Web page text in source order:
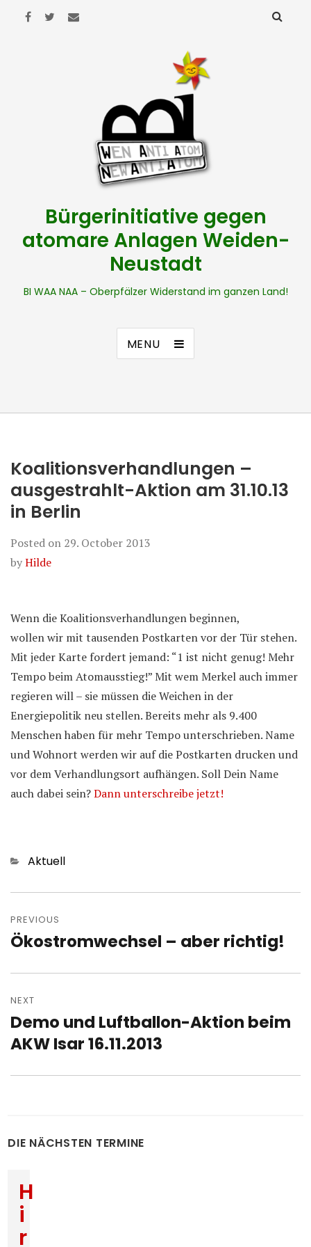
Bürgerinitiative gegen
atomare Anlagen Weiden-
Neustadt
BI WAA NAA – Oberpfälzer Widerstand im ganzen Land!
MENU
Koalitionsverhandlungen –
ausgestrahlt-Aktion am 31.10.13
in Berlin
Posted on 29. October 2013
byHilde
Wenn die Koalitionsverhandlungen beginnen,
wollen wir mit tausenden Postkarten vor der Tür stehen.
Mit jeder Karte fordert jemand: “1 ist nicht genug! Mehr
Tempo beim Atomausstieg!” Mit wem Merkel auch immer
regieren will – sie müssen die Weichen in der
Energiepolitik neu stellen. Bereits mehr als 9.400
Menschen haben für mehr Tempo unterschrieben. Name
und Wohnort werden wir auf die Postkarten drucken und
vor dem Verhandlungsort aufhängen. Soll Dein Name
auch dabei sein?Dann unterschreibe jetzt!
Categories
Aktuell
navigation
PREVIOUS
Previous
Ökostromwechsel – aber richtig!
NEXT
Next
post:
Demo und Luftballon-Aktion beim
AKW Isar 16.11.2013
DIE NÄCHSTEN TERMINE
H
i
r